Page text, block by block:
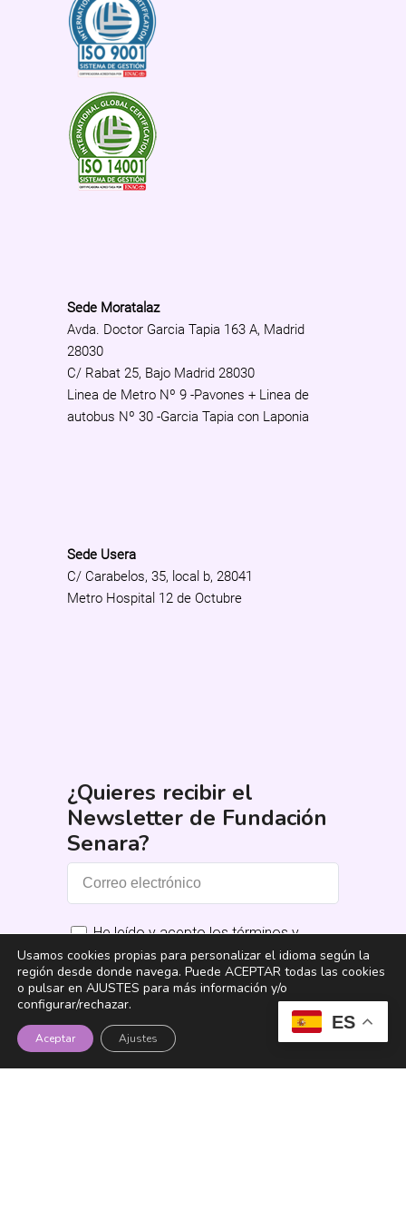
Sede Moratalaz
Avda. Doctor Garcia Tapia 163 A, Madrid
28030
C/ Rabat 25, Bajo Madrid 28030
Linea de Metro Nº 9 -Pavones + Linea de
autobus Nº 30 -Garcia Tapia con Laponia
Sede Usera
C/ Carabelos, 35, local b, 28041
Metro Hospital 12 de Octubre
¿Quieres recibir el
Newsletter de Fundación
Senara?
He leído y acepto los términos y
condiciones*
Suscribirme
ES
Usamos cookies propias para personalizar el idioma según la
región desde donde navega. Puede ACEPTAR todas las cookies
o pulsar en AJUSTES para más información y/o
configurar/rechazar.
Aceptar Ajustes